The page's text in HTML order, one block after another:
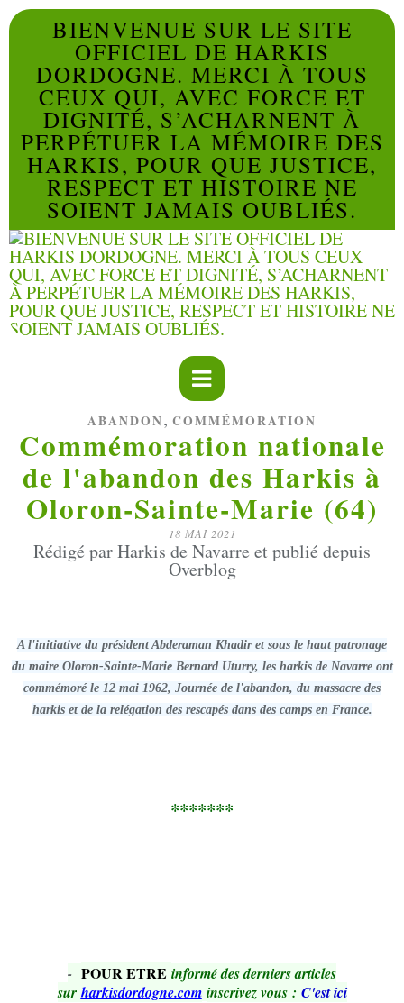
BIENVENUE SUR LE SITE
OFFICIEL DE HARKIS
DORDOGNE. MERCI À TOUS
CEUX QUI, AVEC FORCE ET
DIGNITÉ, S’ACHARNENT À
PERPÉTUER LA MÉMOIRE DES
HARKIS, POUR QUE JUSTICE,
RESPECT ET HISTOIRE NE
SOIENT JAMAIS OUBLIÉS.
ABANDON, COMMÉMORATION
Commémoration nationale
de l'abandon des Harkis à
Oloron-Sainte-Marie (64)
18 MAI 2021
Rédigé par Harkis de Navarre et publié depuis
Overblog
A l'initiative du président Abderaman Khadir et sous le haut patronage
du maire Oloron-Sainte-Marie Bernard Uturry, les harkis de Navarre ont
commémoré le 12 mai 1962, Journée de l'abandon, du massacre des
harkis et de la relégation des rescapés dans des camps en France.
*******
- POUR ETRE informé des derniers articles
sur harkisdordogne.com inscrivez vous : C'est ici